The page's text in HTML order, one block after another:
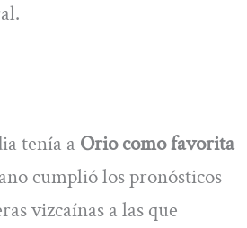
tenía a Orio como favorita
cumplió los pronósticos
vizcaínas a las que